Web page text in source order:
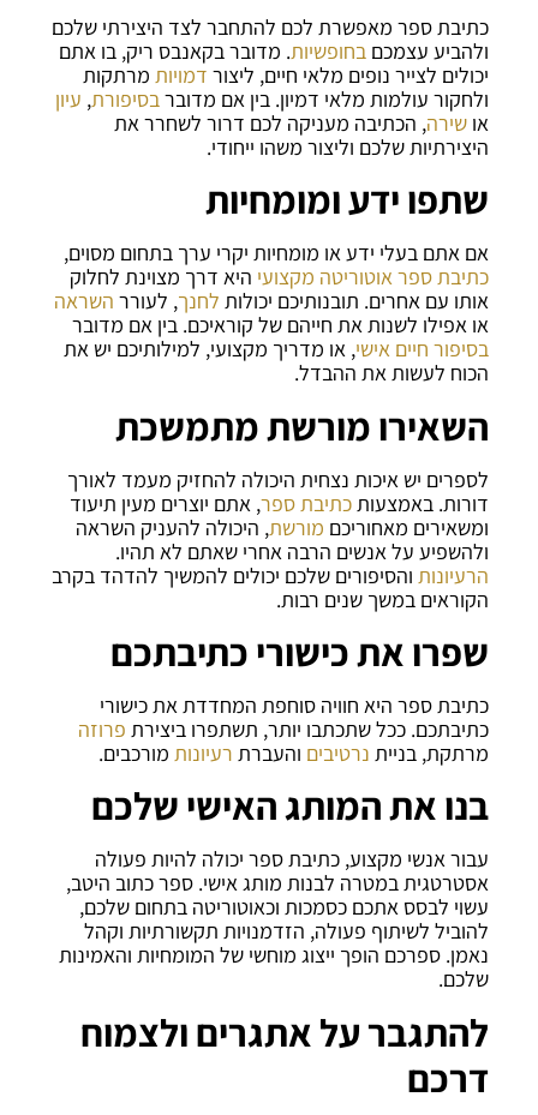
כתיבת ספר מאפשרת לכם להתחבר לצד היצירתי שלכם
ולהביע עצמכםבחופשיות. מדובר בקאנבס ריק, בו אתם
יכולים לצייר נופים מלאי חיים, ליצור דמויות מרתקות
ולחקור עולמות מלאי דמיון. בין אם מדוברבסיפורת, עיון
אושירה, הכתיבה מעניקה לכם דרור לשחרר את
היצירתיות שלכם וליצור משהו ייחודי.
שתפו ידע ומומחיות
אם אתם בעלי ידע או מומחיות יקרי ערך בתחום מסוים,
כתיבת ספר אוטוריטה מקצועי היא דרך מצוינת לחלוק
אותו עם אחרים. תובנותיכם יכולות לחנך, לעורר השראה
או אפילו לשנות את חייהם של קוראיכם. בין אם מדובר
בסיפור חיים אישי, או מדריך מקצועי, למילותיכם יש את
הכוח לעשות את ההבדל.
השאירו מורשת מתמשכת
לספרים יש איכות נצחית היכולה להחזיק מעמד לאורך
דורות. באמצעותכתיבת ספר, אתם יוצרים מעין תיעוד
ומשאירים מאחוריכם מורשת, היכולה להעניק השראה
ולהשפיע על אנשים הרבה אחרי שאתם לא תהיו.
הרעיונות והסיפורים שלכם יכולים להמשיך להדהד בקרב
הקוראים במשך שנים רבות.
שפרו את כישורי כתיבתכם
כתיבת ספר היא חוויה סוחפת המחדדת את כישורי
כתיבתכם. ככל שתכתבו יותר, תשתפרו ביצירת פרוזה
מרתקת, בניית נרטיבים והעברת רעיונות מורכבים.
בנו את המותג האישי שלכם
עבור אנשי מקצוע, כתיבת ספר יכולה להיות פעולה
אסטרטגית במטרה לבנות מותג אישי. ספר כתוב היטב,
עשוי לבסס אתכם כסמכות וכאוטוריטה בתחום שלכם,
להוביל לשיתוף פעולה, הזדמנויות תקשורתיות וקהל
נאמן. ספרכם הופך ייצוג מוחשי של המומחיות והאמינות
שלכם.
להתגבר על אתגרים ולצמוח
דרכם